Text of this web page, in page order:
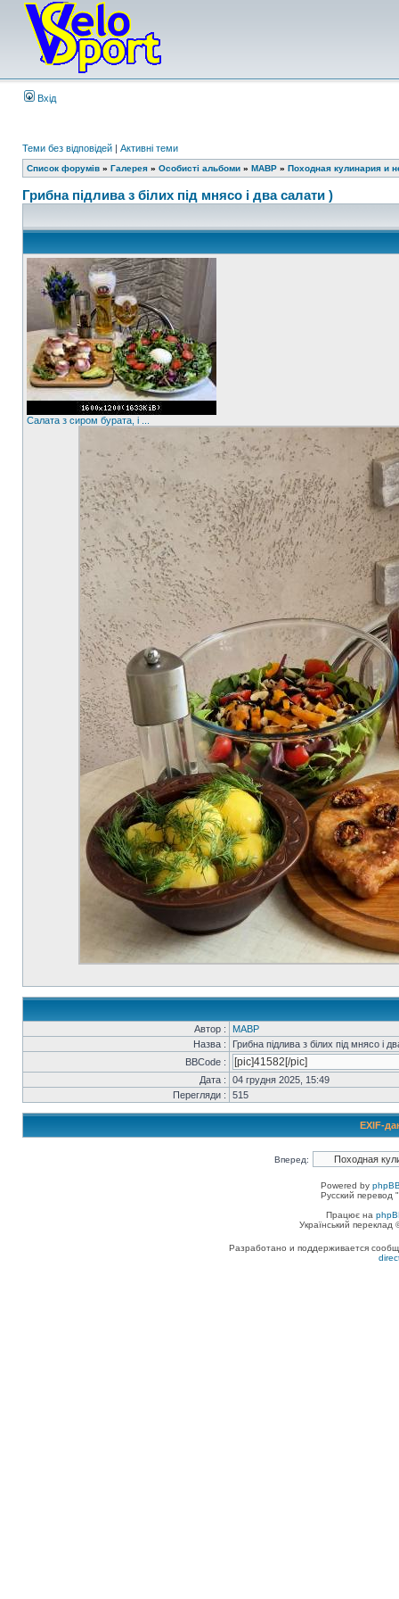
Вхід
Теми без відповідей | Активні теми
Список форумів » Галерея » Особисті альбоми » MABP » Походная кулинария и
Грибна підлива з білих під мнясо і два салати )
Салата з сиром бурата, і ...
Автор :
MABP
Назва :
Грибна підлива з білих під мнясо і
BBCode :
Дата :
04 грудня 2025, 15:49
Перегляди :
515
EXIF-
Вперед:
Powered by
Русский перевод
Працює на
Український
Разработано и поддерживается